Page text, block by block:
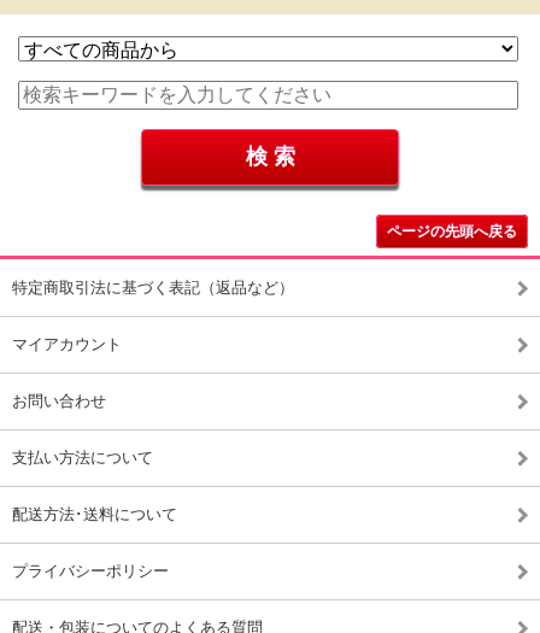
ページの先頭へ戻る
特定商取引法に基づく表記（返品など）
マイアカウント
お問い合わせ
支払い方法について
配送方法･送料について
プライバシーポリシー
配送・包装についてのよくある質問